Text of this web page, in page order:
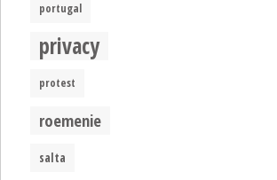
portugal
privacy
protest
roemenie
salta